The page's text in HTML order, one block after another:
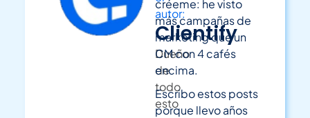
autor:
Clientify
Dueño
de
todo
esto
créeme: he visto
más campañas de
marketing que un
CM con 4 cafés
encima.
Escribo estos posts
porque llevo años